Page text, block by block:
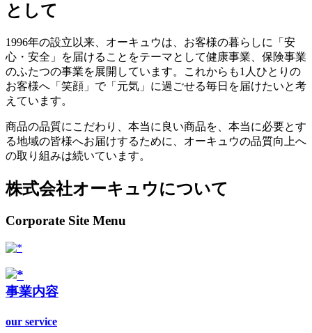
として
1996年の設立以来、オーキュウは、お客様の暮らしに「安
心・安全」を届けることをテーマとして健康事業、保険事業
のふたつの事業を展開しています。これからも1人ひとりの
お客様へ「笑顔」で「元気」に過ごせる毎日を届けたいと考
えています。
商品の品質にこだわり、本当に良い商品を、本当に必要とす
る地域の皆様へお届けするために、オーキュウの品質向上へ
の取り組みは続いています。
株式会社オーキュウについて
Corporate Site Menu
事業内容
our service